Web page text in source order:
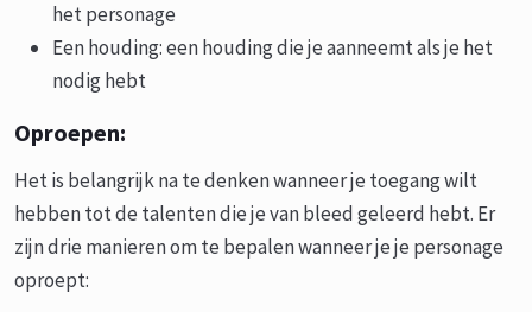
het personage
Een houding: een houding die je aanneemt als je het
nodig hebt
Oproepen:
Het is belangrijk na te denken wanneer je toegang wilt
hebben tot de talenten die je van bleed geleerd hebt. Er
zijn drie manieren om te bepalen wanneer je je personage
oproept: